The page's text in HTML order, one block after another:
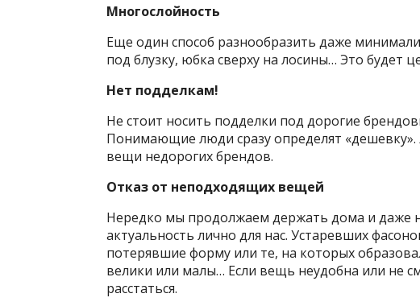
Многослойность
Еще один способ разнообразить даже
под блузку, юбка сверху на лосины… Это будет
Нет подделкам!
Не стоит носить подделки под дорогие
Понимающие люди сразу определят
вещи недорогих брендов.
Отказ от неподходящих вещей
Нередко мы продолжаем держать дома и даже
актуальность лично для нас. Устаревших
потерявшие форму или те, на которых
велики или малы… Если вещь неудобна или не
расстаться.